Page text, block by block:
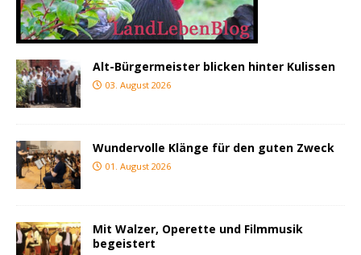
Alt-Bürgermeister blicken hinter Kulissen
03. August 2026
Wundervolle Klänge für den guten Zweck
01. August 2026
Mit Walzer, Operette und Filmmusik
begeistert